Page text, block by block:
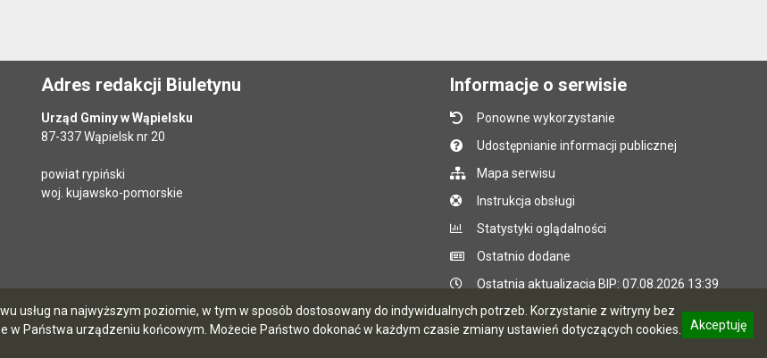
usług na najwyższym poziomie, w tym w sposób dostosowany do indywidualnych potrzeb. Korzystanie z witryny bez
Państwa urządzeniu końcowym. Możecie Państwo dokonać w każdym czasie zmiany ustawień dotyczących cookies.
Akceptuję
Adres redakcji Biuletynu
Urząd Gminy w Wąpielsku
87-337 Wąpielsk nr 20
powiat rypiński
woj. kujawsko-pomorskie
Informacje o serwisie
Ponowne wykorzystanie
Udostępnianie informacji publicznej
Mapa serwisu
Instrukcja obsługi
Statystyki oglądalności
Ostatnio dodane
Ostatnia aktualizacja BIP: 07.08.2026 13:39
CMS i hosting: Logonet Sp. z o.o. w Bydgoszczy